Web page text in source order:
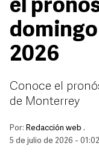
el
domingo
2026
Conoce el
de Monterrey
Por: Redacción web .
5 de julio de 2026 -